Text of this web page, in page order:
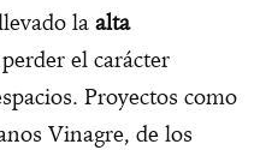
la alta
el carácter
Proyectos como
Vinagre, de los